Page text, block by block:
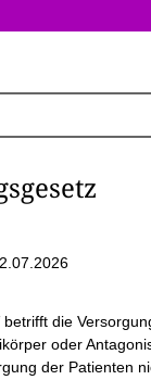
die
oder
der Patienten